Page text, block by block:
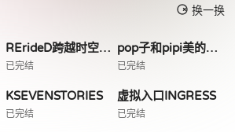
换一换
RErideD跨越时空的德里达
已完结
pop子和pipi美的日常
已完结
KSEVENSTORIES
已完结
虚拟入口INGRESS
已完结